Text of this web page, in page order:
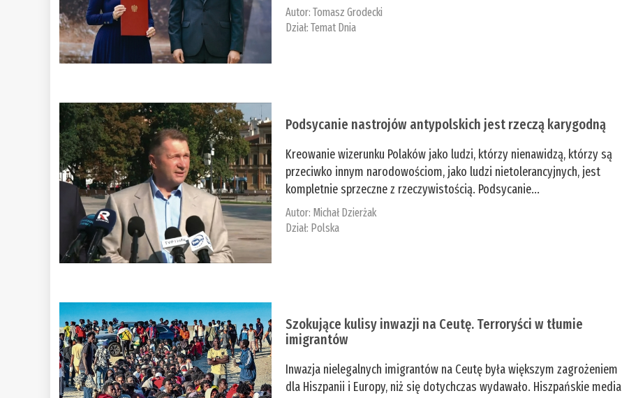
Autor:Tomasz Grodecki
Dział:Temat Dnia
Podsycanie nastrojów antypolskich jest rzeczą karygodną
Kreowanie wizerunku Polaków jako ludzi, którzy nienawidzą, którzy są
przeciwko innym narodowościom, jako ludzi nietolerancyjnych, jest
kompletnie sprzeczne z rzeczywistością. Podsycanie...
Autor: Michał Dzierżak
Dział: Polska
Szokujące kulisy inwazji na Ceutę. Terroryści w tłumie
imigrantów
Inwazja nielegalnych imigrantów na Ceutę była większym zagrożeniem
dla Hiszpanii i Europy, niż się dotychczas wydawało. Hiszpańskie media